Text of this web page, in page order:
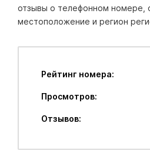
отзывы о телефонном номере,
местоположение и регион
Рейтинг номера:
Просмотров:
Отзывов: